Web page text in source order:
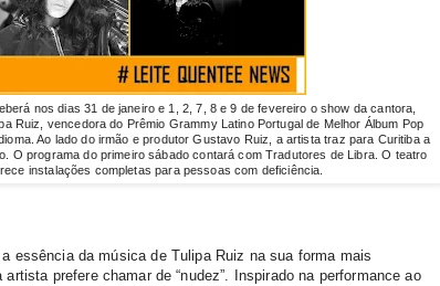
nos dias 31 de janeiro e 1, 2, 7, 8 e 9 defevereiro oshow da cantora,
Ruiz, vencedora do Prêmio Grammy LatinoPortugal de Melhor Álbum Pop
. Ao lado do irmão eprodutor Gustavo Ruiz, a artista traz para Curitiba a
O programa do primeiro sábado contarácomTradutores de Libra. O teatro
instalações completas parapessoascom deficiência.
a essência da música de Tulipa Ruiz na sua forma mais
artista prefere chamar de “nudez”. Inspirado na performance
ao